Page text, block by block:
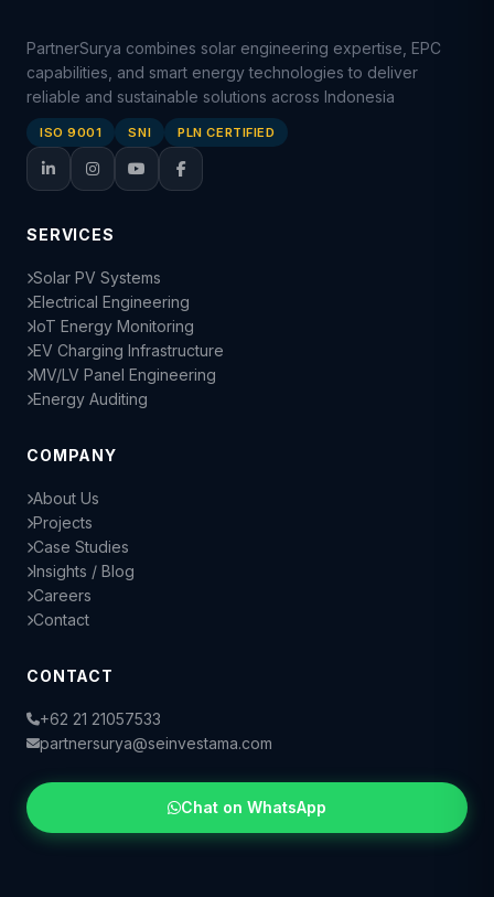
CS 3 — IoT / EV
+62 818-0609-3006
PartnerSurya combines solar engineering expertise, EPC
capabilities, and smart energy technologies to deliver
reliable and sustainable solutions across Indonesia
ISO 9001 SNI PLN CERTIFIED
SERVICES
Solar PV Systems
Electrical Engineering
IoT Energy Monitoring
EV Charging Infrastructure
MV/LV Panel Engineering
Energy Auditing
COMPANY
About Us
Projects
Case Studies
Insights / Blog
Careers
Contact
CONTACT
+62 21 21057533
partnersurya@seinvestama.com
Chat on WhatsApp